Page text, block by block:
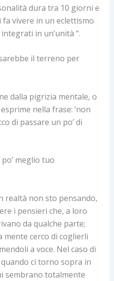
dura tra 10 giorni e
vivere in un eclettismo
in un’unità “.
il terreno per
dalla pigrizia mentale, o
nella frase: ‘non
di passare un po’ di
meglio tuo
realtà non sto pensando,
i pensieri che, a loro
da qualche parte;
mente cerco di coglierli
a voce. Nel caso di
ci torno sopra in
sembrano totalmente